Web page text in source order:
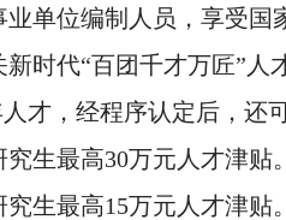
单位编制人员，享受国
新时代“百团千才万匠”
才，经程序认定后，还
究生最高30万元人才津贴。
究生最高15万元人才津贴。